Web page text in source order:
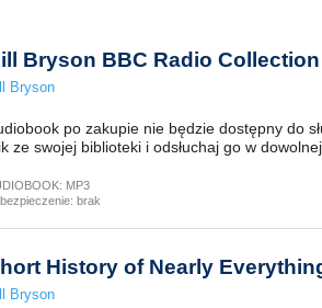
Bryson BBC Radio Collection
Bryson
po zakupie nie będzie dostępny do
ze swojej biblioteki i odsłuchaj go w
MP3
brak
History of Nearly
Bryson